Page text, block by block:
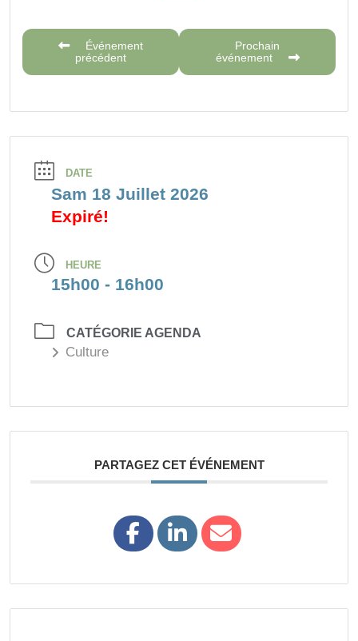
Événement
précédent
Prochain
événement
DATE
Sam 18 Juillet 2026
Expiré!
HEURE
15h00 - 16h00
CATÉGORIE AGENDA
Culture
PARTAGEZ CET ÉVÉNEMENT